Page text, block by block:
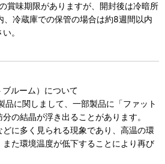
賞味期限がありますが、開封後は冷暗所
、冷蔵庫での保管の場合は約8週間以内
。
ルーム）について
品に関しまして、一部製品に「ファット
の結晶が浮き出ることがあります。
に多く見られる現象であり、高温の環
た環境温度が低下することにより再び